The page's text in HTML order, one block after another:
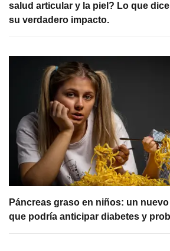
salud articular y la piel? Lo que
su verdadero impacto.
Páncreas graso en niños: un
que podría anticipar diabetes y